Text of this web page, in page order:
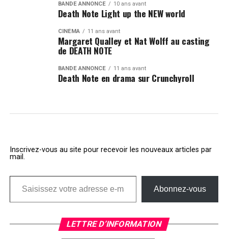
BANDE ANNONCE 10 ans avant
Death Note Light up the NEW world
CINÉMA 11 ans avant
Margaret Qualley et Nat Wolff au casting
de DEATH NOTE
BANDE ANNONCE 11 ans avant
Death Note en drama sur Crunchyroll
Inscrivez-vous au site pour recevoir les nouveaux articles par
mail.
Saisissez votre adresse e-mail…
Abonnez-vous
LETTRE D’INFORMATION